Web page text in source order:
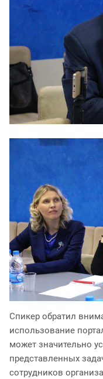
Спикер обратил
использование
может значительно
представленных
сотрудников